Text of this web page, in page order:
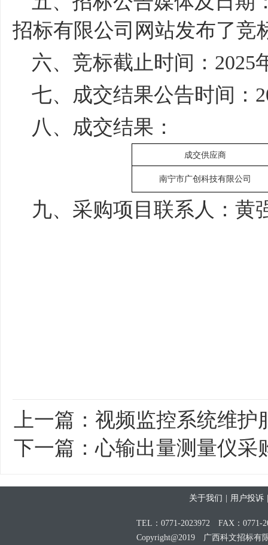
招标有限公司网站发布了竞
六、竞标截止时间： 2025
七、成交结果公告时间：
八、成交结果：
成交供应商
南宁市广创科技有限公司
九、采购项目联系人：黄
上一篇： 视频监控系统维护
下一篇：心输出量测量仪采
关于我们 用户投诉
TEL：0771-2023972 FAX：0771-
Copyright@2019 广西科文招标